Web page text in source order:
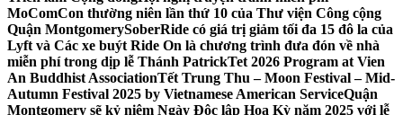
MoComCon thường niên lần thứ 10 của Thư viện Công cộng
Quận MontgomerySoberRide có giá trị giảm tối đa 15 đô la của
Lyft và Các xe buýt Ride On là chương trình đưa đón về nhà
miễn phí trong dịp lễ Thánh PatrickTet 2026 Program at Vien
An Buddhist AssociationTết Trung Thu – Moon Festival – Mid-
Autumn Festival 2025 by Vietnamese American ServiceQuận
Montgomery sẽ kỷ niệm Ngày Độc lập Hoa Kỳ năm 2025 với lễ